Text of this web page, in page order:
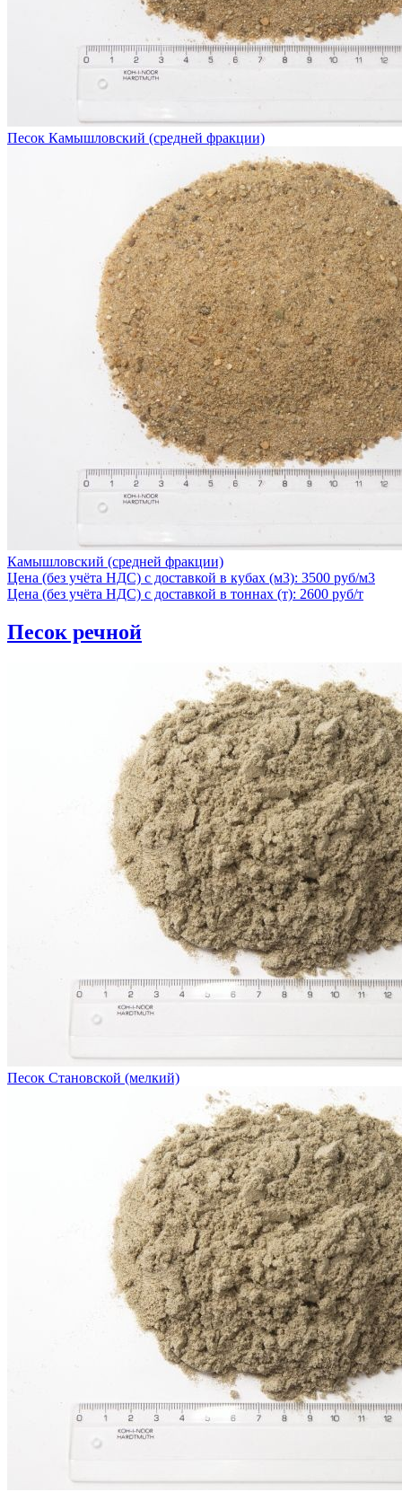
Песок Камышловский (средней фракции)
Камышловский (средней фракции)
Цена (без учёта НДС) с доставкой в кубах (м3): 3500 руб/м3
Цена (без учёта НДС) с доставкой в тоннах (т): 2600 руб/т
Песок речной
Песок Становской (мелкий)